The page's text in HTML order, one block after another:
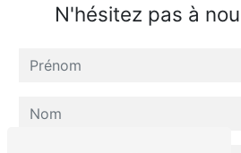
N'hésitez pas à